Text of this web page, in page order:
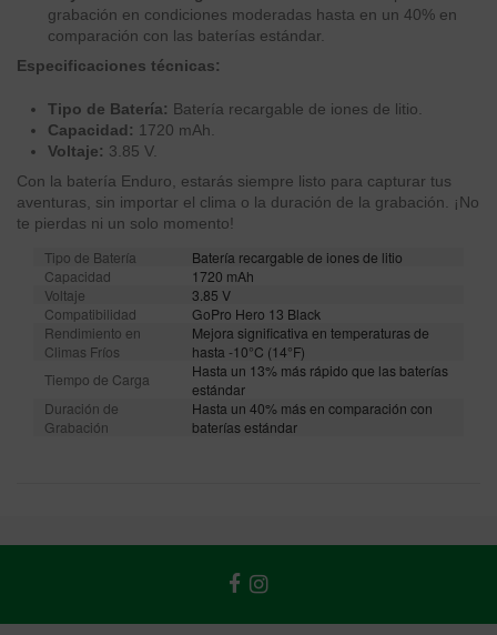
grabación en condiciones moderadas hasta en un 40% en
comparación con las baterías estándar.
Especificaciones técnicas:
Tipo de Batería: Batería recargable de iones de litio.
Capacidad: 1720 mAh.
Voltaje: 3.85 V.
Con la batería Enduro, estarás siempre listo para capturar tus
aventuras, sin importar el clima o la duración de la grabación. ¡No
te pierdas ni un solo momento!
Tipo de Batería
Batería recargable de iones de litio
Capacidad
1720 mAh
Voltaje
3.85 V
Compatibilidad
GoPro Hero 13 Black
Rendimiento en
Climas Fríos
Mejora significativa en temperaturas de
hasta -10°C (14°F)
Tiempo de Carga
Hasta un 13% más rápido que las baterías
estándar
Duración de
Grabación
Hasta un 40% más en comparación con
baterías estándar